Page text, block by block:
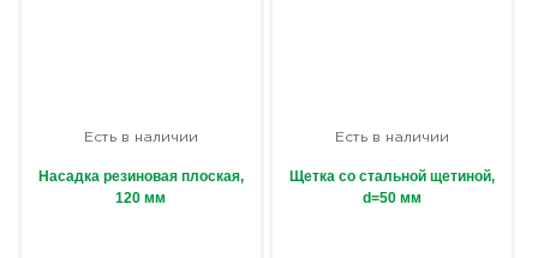
Есть в наличии
Насадка резиновая плоская,
120 мм
Есть в наличии
Щетка со стальной щетиной,
d=50 мм